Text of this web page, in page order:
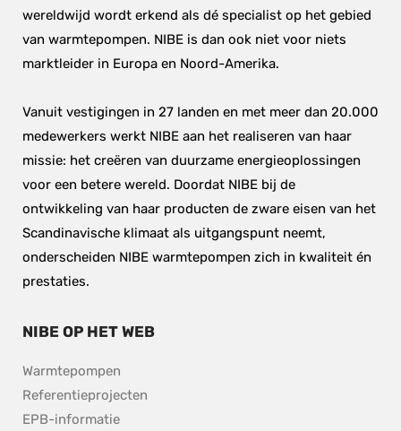
wereldwijd wordt erkend als dé specialist op het gebied
van warmtepompen. NIBE is dan ook niet voor niets
marktleider in Europa en Noord-Amerika.
Vanuit vestigingen in 27 landen en met meer dan 20.000
medewerkers werkt NIBE aan het realiseren van haar
missie: het creëren van duurzame energieoplossingen
voor een betere wereld. Doordat NIBE bij de
ontwikkeling van haar producten de zware eisen van het
Scandinavische klimaat als uitgangspunt neemt,
onderscheiden NIBE warmtepompen zich in kwaliteit én
prestaties.
NIBE OP HET WEB
Warmtepompen
Referentieprojecten
EPB-informatie